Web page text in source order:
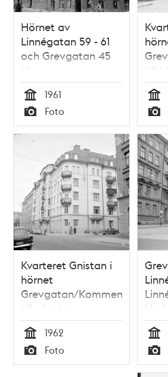
Hörnet av
Linnégatan 59 - 61
och Grevgatan 45
t.h.
Tid
1961
Typ
Foto
till
Tid
Typ
Kvarteret Gnistan i
hörnet
Grevgatan/
till vänster
Tid
1962
Typ
Foto Tid
Typ